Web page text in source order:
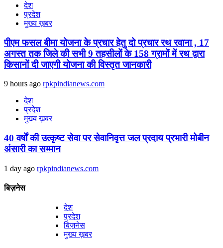
देश
प्रदेश
मुख्य ख़बर
पीएम फसल बीमा योजना के प्रचार हेतु दो प्रचार रथ रवाना , 17
अगस्त तक जिले की सभी 9 तहसीलों के 158 ग्रामों में रथ द्वारा
किसानों दी जाएगी योजना की विस्तृत जानकारी
9 hours ago rpkpindianews.com
देश
प्रदेश
मुख्य ख़बर
40 वर्षों की उत्कृष्ट सेवा पर सेवानिवृत्त जल प्रदाय प्रभारी मोबीन
अंसारी का सम्मान
1 day ago rpkpindianews.com
बिज़नेस
देश
प्रदेश
बिज़नेस
मुख्य ख़बर